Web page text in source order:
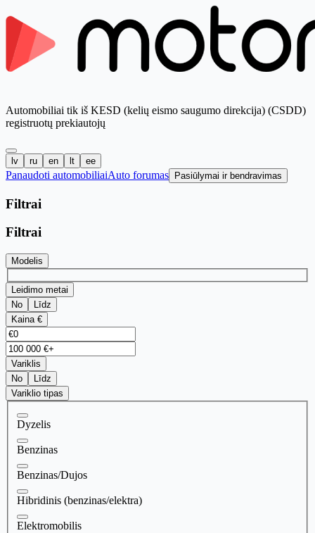
Automobiliai tik iš KESD (kelių eismo saugumo direkcija) (CSDD)
registruotų prekiautojų
lv ru en lt ee
Panaudoti automobiliaiAuto forumas Pasiūlymai ir bendravimas
Filtrai
Filtrai
Modelis
Leidimo metai
No
Līdz
Kaina €
Variklis
No
Līdz
Variklio tipas
Dyzelis
Benzinas
Benzinas/Dujos
Hibridinis (benzinas/elektra)
Elektromobilis